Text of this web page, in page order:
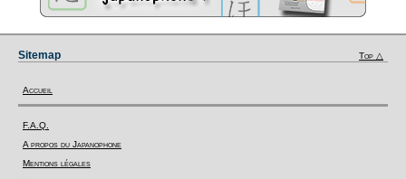
Sitemap Top △
Accueil
F.A.Q.
A propos du Japanophone
Mentions légales